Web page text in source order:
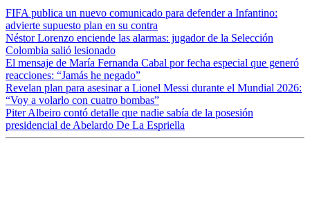
FIFA publica un nuevo comunicado para defender a Infantino:
advierte supuesto plan en su contra
Néstor Lorenzo enciende las alarmas: jugador de la Selección
Colombia salió lesionado
El mensaje de María Fernanda Cabal por fecha especial que generó
reacciones: “Jamás he negado”
Revelan plan para asesinar a Lionel Messi durante el Mundial 2026:
“Voy a volarlo con cuatro bombas”
Piter Albeiro contó detalle que nadie sabía de la posesión
presidencial de Abelardo De La Espriella